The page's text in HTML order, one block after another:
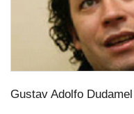
Gustav Adolfo